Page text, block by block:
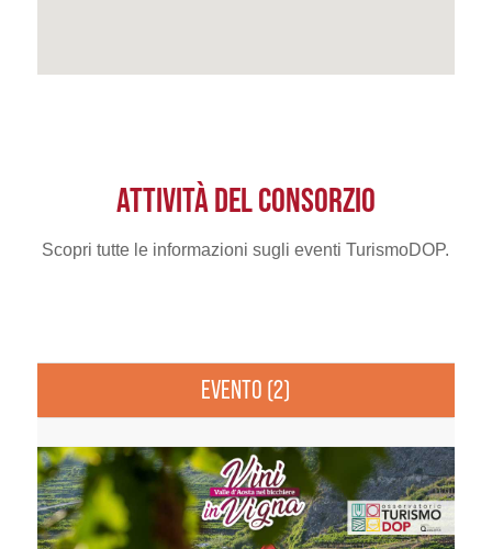
ATTIVITÀ DEL CONSORZIO
Scopri tutte le informazioni sugli eventi TurismoDOP.
EVENTO (2)